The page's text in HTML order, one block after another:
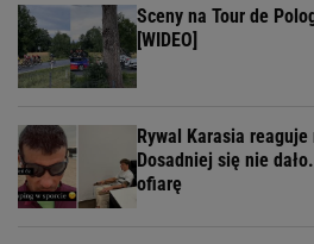
Sceny na Tour de
[WIDEO]
Rywal Karasia
Dosadniej się nie
ofiarę